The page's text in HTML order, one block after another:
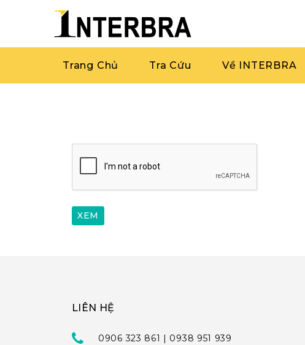
Trang Chủ Tra Cứu Về INTERBRA
LIÊN HỆ
0906 323 861 | 0938 951 939